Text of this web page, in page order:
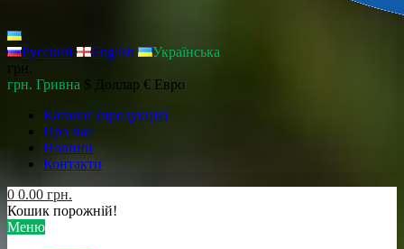
Русский English
Українська
грн.
грн. Гривна $ Доллар € Евро
Каталог (продукція)
Про нас
Новини
Контакти
0 0.00 грн.
Кошик порожній!
Меню